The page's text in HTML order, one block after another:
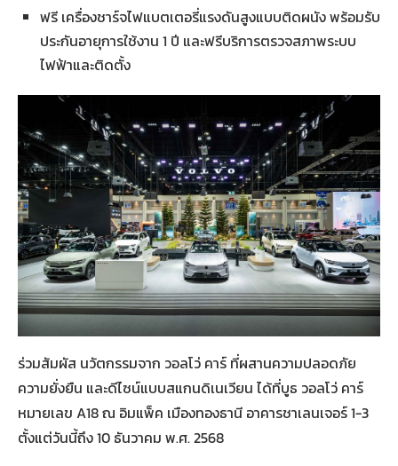
ฟรี เครื่องชาร์จไฟแบตเตอรี่แรงดันสูงแบบติดผนัง พร้อมรับ
ประกันอายุการใช้งาน 1 ปี และฟรีบริการตรวจสภาพระบบ
ไฟฟ้าและติดตั้ง
ร่วมสัมผัส นวัตกรรมจาก วอลโว่ คาร์ ที่ผสานความปลอดภัย
ความยั่งยืน และดีไซน์แบบสแกนดิเนเวียน ได้ที่บูธ วอลโว่ คาร์
หมายเลข A18 ณ อิมแพ็ค เมืองทองธานี อาคารชาเลนเจอร์ 1-3
ตั้งแต่วันนี้ถึง 10 ธันวาคม พ.ศ. 2568